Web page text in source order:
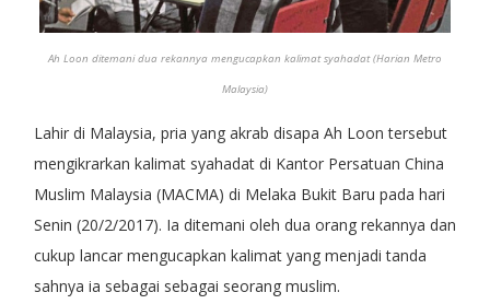
Ah Loon ditemani dua rekannya mengucapkan kalimat syahadat (Harian Metro
Malaysia)
Lahir di Malaysia, pria yang akrab disapa Ah Loon tersebut
mengikrarkan kalimat syahadat di Kantor Persatuan China
Muslim Malaysia (MACMA) di Melaka Bukit Baru pada hari
Senin (20/2/2017). Ia ditemani oleh dua orang rekannya dan
cukup lancar mengucapkan kalimat yang menjadi tanda
sahnya ia sebagai sebagai seorang muslim.